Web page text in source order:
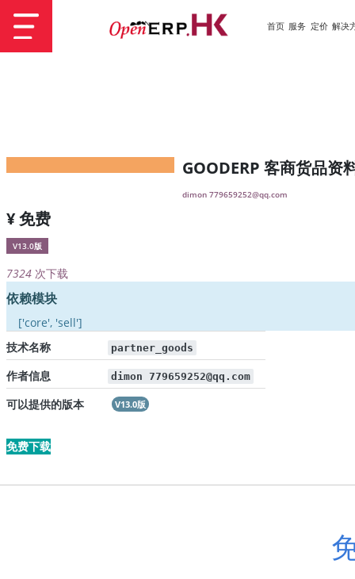
首页 服务 定价 解决
GOODERP 客商货品资
dimon 779659252@qq.com
¥ 免费
V13.0版
7324 次下载
依赖模块
['core', 'sell']
技术名称
partner_goods
作者信息 dimon 779659252@qq.com
可以提供的版本 V13.0版
免费下载